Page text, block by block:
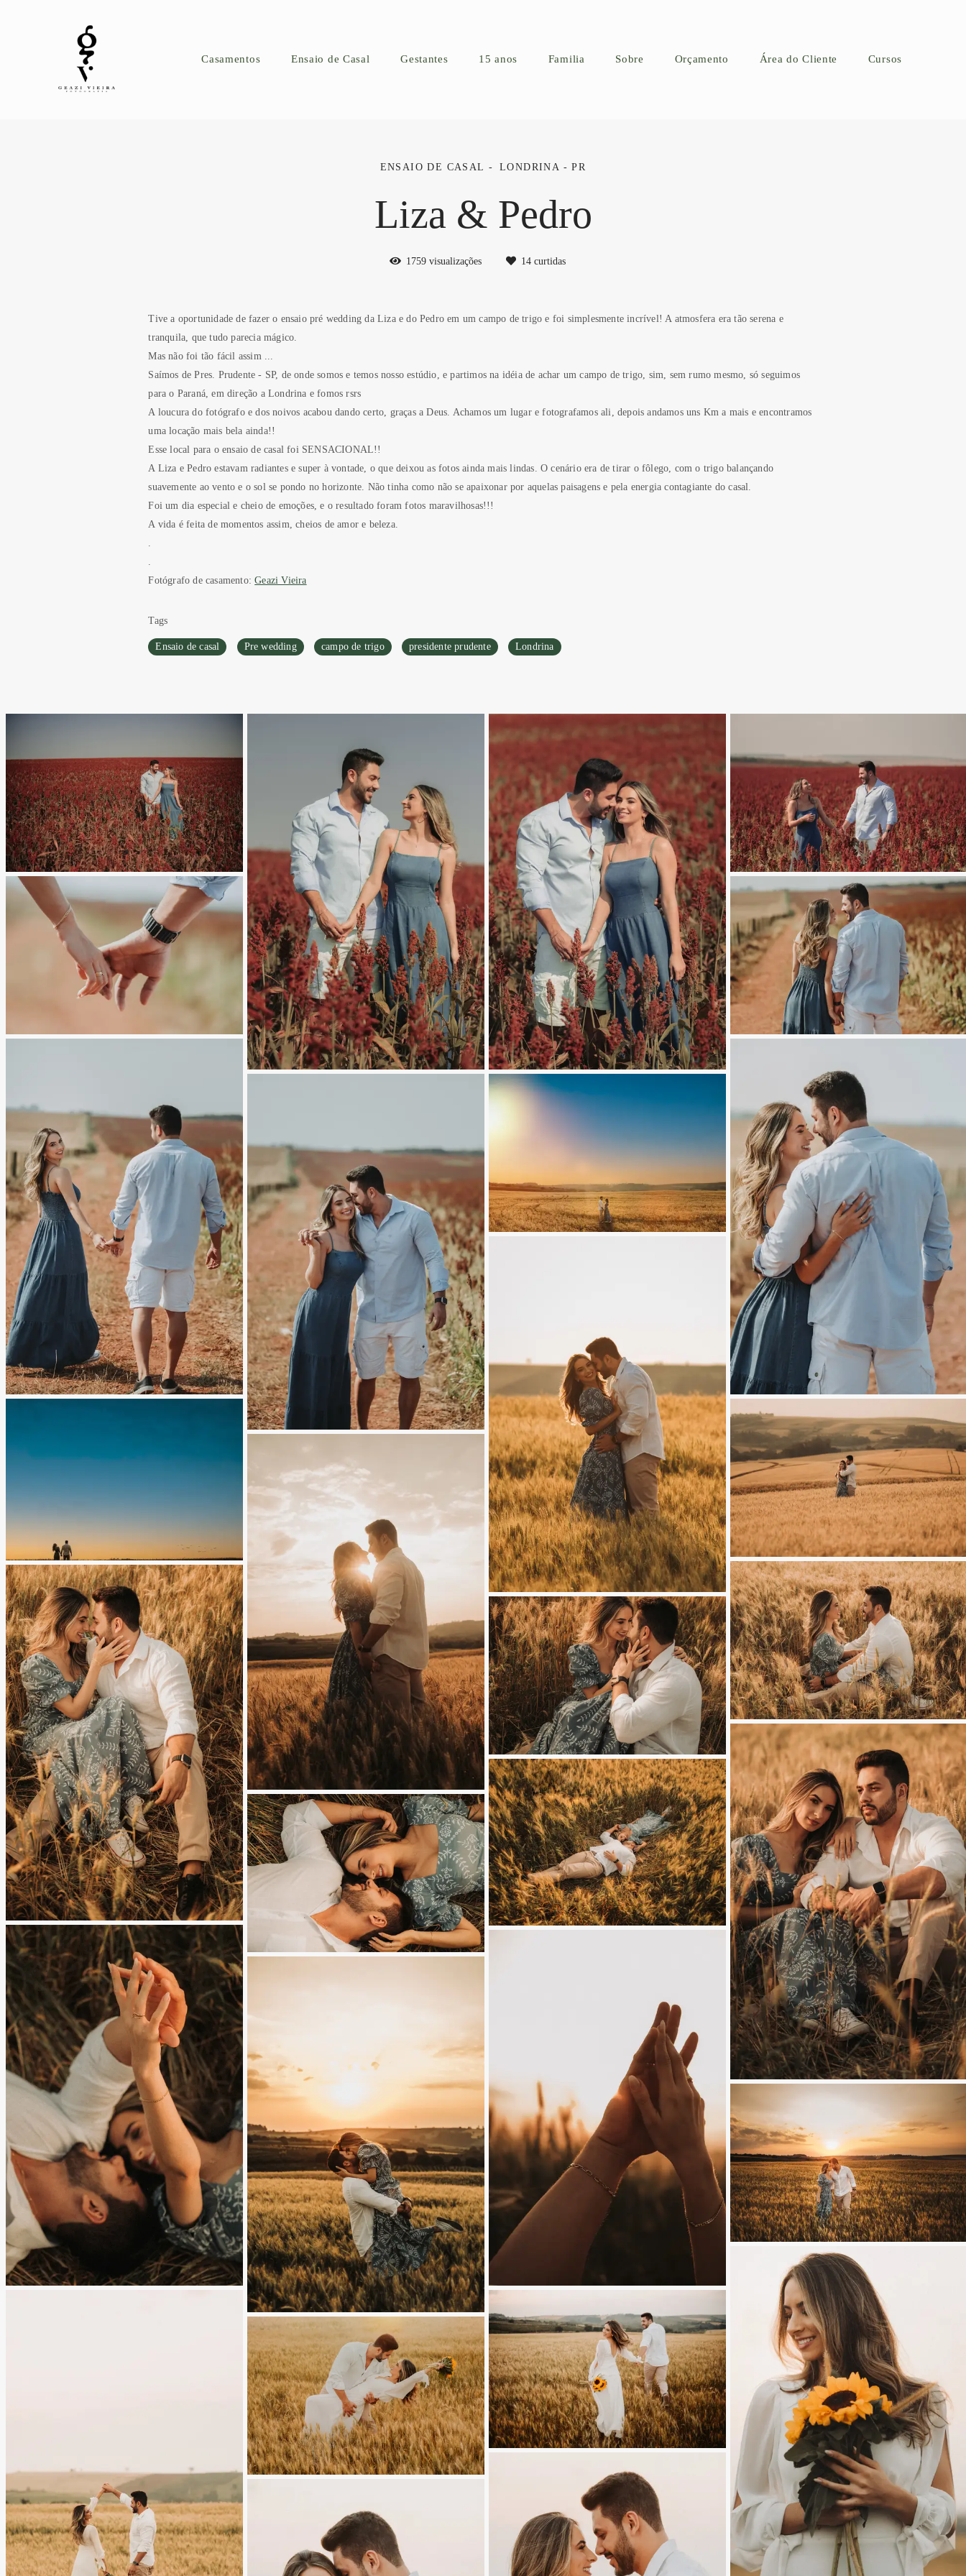
Casamentos Ensaio de Casal Gestantes 15 anos Familia Sobre Orçamento Área do Cliente Cursos
ENSAIO DE CASAL LONDRINA - PR
Liza & Pedro
1759 visualizações 14 curtidas
Tive a oportunidade de fazer o ensaio pré wedding da Liza e do Pedro em um campo de trigo e foi simplesmente incrível! A atmosfera era tão serena e
tranquila, que tudo parecia mágico.
Mas não foi tão fácil assim ...
Saímos de Pres. Prudente - SP, de onde somos e temos nosso estúdio, e partimos na idéia de achar um campo de trigo, sim, sem rumo mesmo, só seguimos
para o Paraná, em direção a Londrina e fomos rsrs
A loucura do fotógrafo e dos noivos acabou dando certo, graças a Deus. Achamos um lugar e fotografamos ali, depois andamos uns Km a mais e encontramos
uma locação mais bela ainda!!
Esse local para o ensaio de casal foi SENSACIONAL!!
A Liza e Pedro estavam radiantes e super à vontade, o que deixou as fotos ainda mais lindas. O cenário era de tirar o fôlego, com o trigo balançando
suavemente ao vento e o sol se pondo no horizonte. Não tinha como não se apaixonar por aquelas paisagens e pela energia contagiante do casal.
Foi um dia especial e cheio de emoções, e o resultado foram fotos maravilhosas!!!
A vida é feita de momentos assim, cheios de amor e beleza.
Fotógrafo de casamento:Geazi Vieira
Tags
Ensaio de casal Pre wedding campo de trigo presidente prudente Londrina